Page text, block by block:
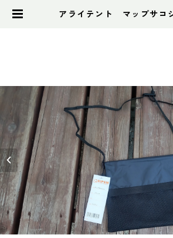
アライテント マップサコ